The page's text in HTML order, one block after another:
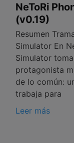
NeToRi
(v0.19)
Resumen
Simulator En
Simulator
protagonista
de lo común:
trabaja para
Leer más